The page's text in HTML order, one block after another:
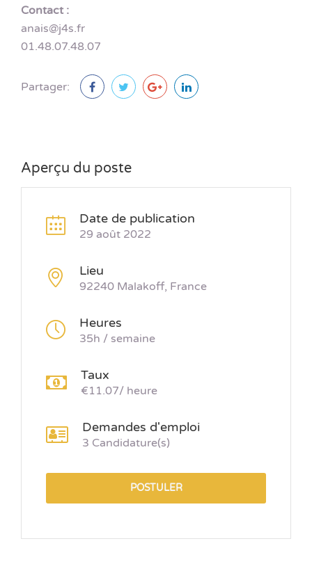
Contact :
anais@j4s.fr
01.48.07.48.07
Partager:
Aperçu du poste
Date de publication
29 août 2022
Lieu
92240 Malakoff, France
Heures
35h / semaine
Taux
€11.07/ heure
Demandes d'emploi
3 Candidature(s)
POSTULER